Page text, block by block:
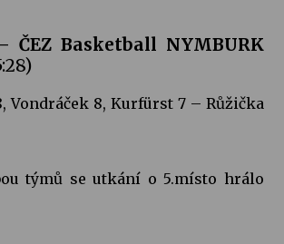
ČEZ Basketball NYMBURK
Vondráček 8, Kurfürst 7 – Růžička
týmů se utkání o 5.místo hrálo